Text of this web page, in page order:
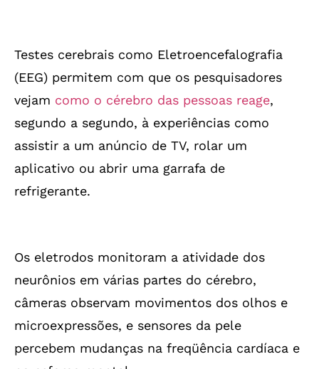
Testes cerebrais como Eletroencefalografia
(EEG) permitem com que os pesquisadores
vejam como o cérebro das pessoas reage,
segundo a segundo, à experiências como
assistir a um anúncio de TV, rolar um
aplicativo ou abrir uma garrafa de
refrigerante.
Os eletrodos monitoram a atividade dos
neurônios em várias partes do cérebro,
câmeras observam movimentos dos olhos e
microexpressões, e sensores da pele
percebem mudanças na freqüência cardíaca e